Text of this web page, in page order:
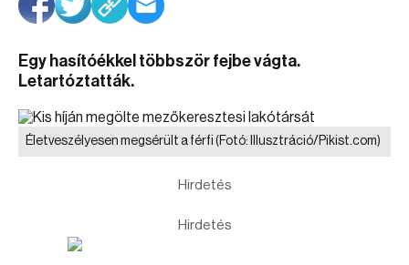
Egy hasítóékkel többször fejbe vágta.
Letartóztatták.
Életveszélyesen megsérült a férfi (Fotó: Illusztráció/Pikist.com)
Hirdetés
Hirdetés